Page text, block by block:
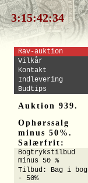
3:15:42:32
Rav-auktion
Vilkår
Kontakt
Indlevering
Budtips
Auktion 939.
Ophørssalg
minus 50%.
Salærfrit:
Bogtrykstilbud
minus 50 %
Tilbud: Bag i bog
- 50%